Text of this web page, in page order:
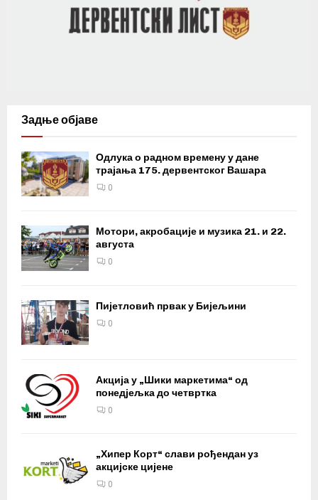
Задње објаве
Одлука о радном времену у дане
трајања 175. дервентског Вашара
0
Мотори, акробације и музика 21. и 22.
августа
0
Пијетловић првак у Бијељини
0
Акција у „Шики маркетима“ од
понедјељка до четвртка
0
„Хипер Корт“ слави рођендан уз
акцијске цијене
0